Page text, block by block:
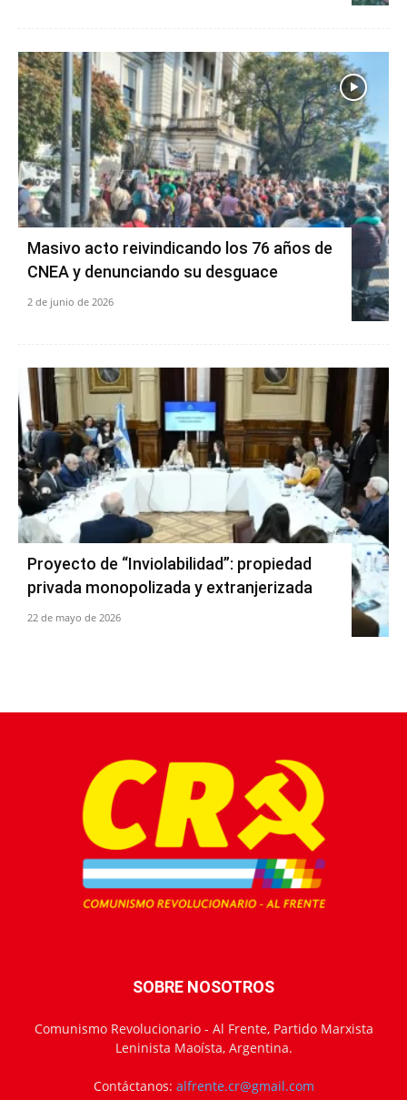
Masivo acto reivindicando los 76 años de
CNEA y denunciando su desguace
2 de junio de 2026
Proyecto de “Inviolabilidad”: propiedad
privada monopolizada y extranjerizada
22 de mayo de 2026
SOBRE NOSOTROS
Comunismo Revolucionario - Al Frente, Partido Marxista
Leninista Maoísta, Argentina.
Contáctanos: alfrente.cr@gmail.com